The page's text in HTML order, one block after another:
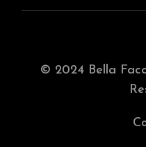
© 2024 Bella